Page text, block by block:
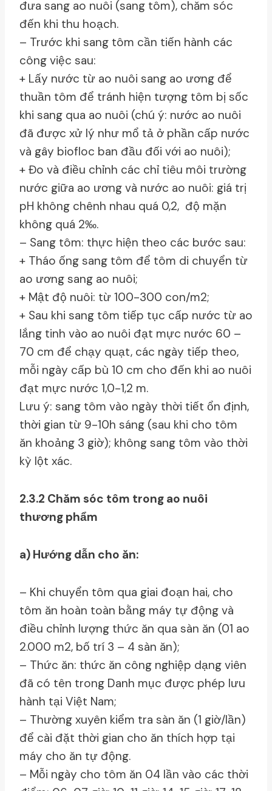
đưa sang ao nuôi (sang tôm), chăm sóc
đến khi thu hoạch.
– Trước khi sang tôm cần tiến hành các
công việc sau:
+ Lấy nước từ ao nuôi sang ao ương để
thuần tôm để tránh hiện tượng tôm bị sốc
khi sang qua ao nuôi (chú ý: nước ao nuôi
đã được xử lý như mổ tả ở phần cấp nước
và gây biofloc ban đầu đối với ao nuôi);
+ Đo và điều chỉnh các chỉ tiêu môi trường
nước giữa ao ương và nước ao nuôi: giá trị
pH không chênh nhau quá 0,2, độ mặn
không quá 2‰.
– Sang tôm: thực hiện theo các bước sau:
+ Tháo ống sang tôm để tôm di chuyển từ
ao ương sang ao nuôi;
+ Mật độ nuôi: từ 100-300 con/m2;
+ Sau khi sang tôm tiếp tục cấp nước từ ao
lắng tinh vào ao nuôi đạt mực nước 60 –
70 cm để chạy quạt, các ngày tiếp theo,
mỗi ngày cấp bù 10 cm cho đến khi ao nuôi
đạt mực nước 1,0-1,2 m.
Lưu ý: sang tôm vào ngày thời tiết ổn định,
thời gian từ 9-10h sáng (sau khi cho tôm
ăn khoảng 3 giờ); không sang tôm vào thời
kỳ lột xác.
2.3.2 Chăm sóc tôm trong ao nuôi
thương phẩm
a) Hướng dẫn cho ăn:
– Khi chuyển tôm qua giai đoạn hai, cho
tôm ăn hoàn toàn bằng máy tự động và
điều chỉnh lượng thức ăn qua sàn ăn (01 ao
2.000 m2, bố trí 3 – 4 sàn ăn);
– Thức ăn: thức ăn công nghiệp dạng viên
đã có tên trong Danh mục được phép lưu
hành tại Việt Nam;
– Thường xuyên kiểm tra sàn ăn (1 giờ/lần)
để cài đặt thời gian cho ăn thích hợp tại
máy cho ăn tự động.
– Mỗi ngày cho tôm ăn 04 lần vào các thời